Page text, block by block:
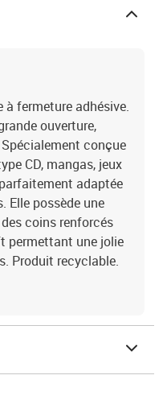
fermeture adhésive.
ouverture,
conçue
CD, mangas, jeux
adaptée
Elle possède une
coins renforcés
permettant une jolie
Produit recyclable.